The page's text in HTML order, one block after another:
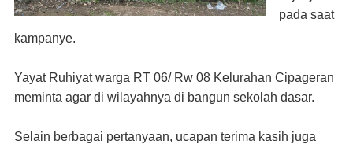
pada saat
kampanye.
Yayat Ruhiyat warga RT 06/ Rw 08 Kelurahan Cipageran
meminta agar di wilayahnya di bangun sekolah dasar.
Selain berbagai pertanyaan, ucapan terima kasih juga